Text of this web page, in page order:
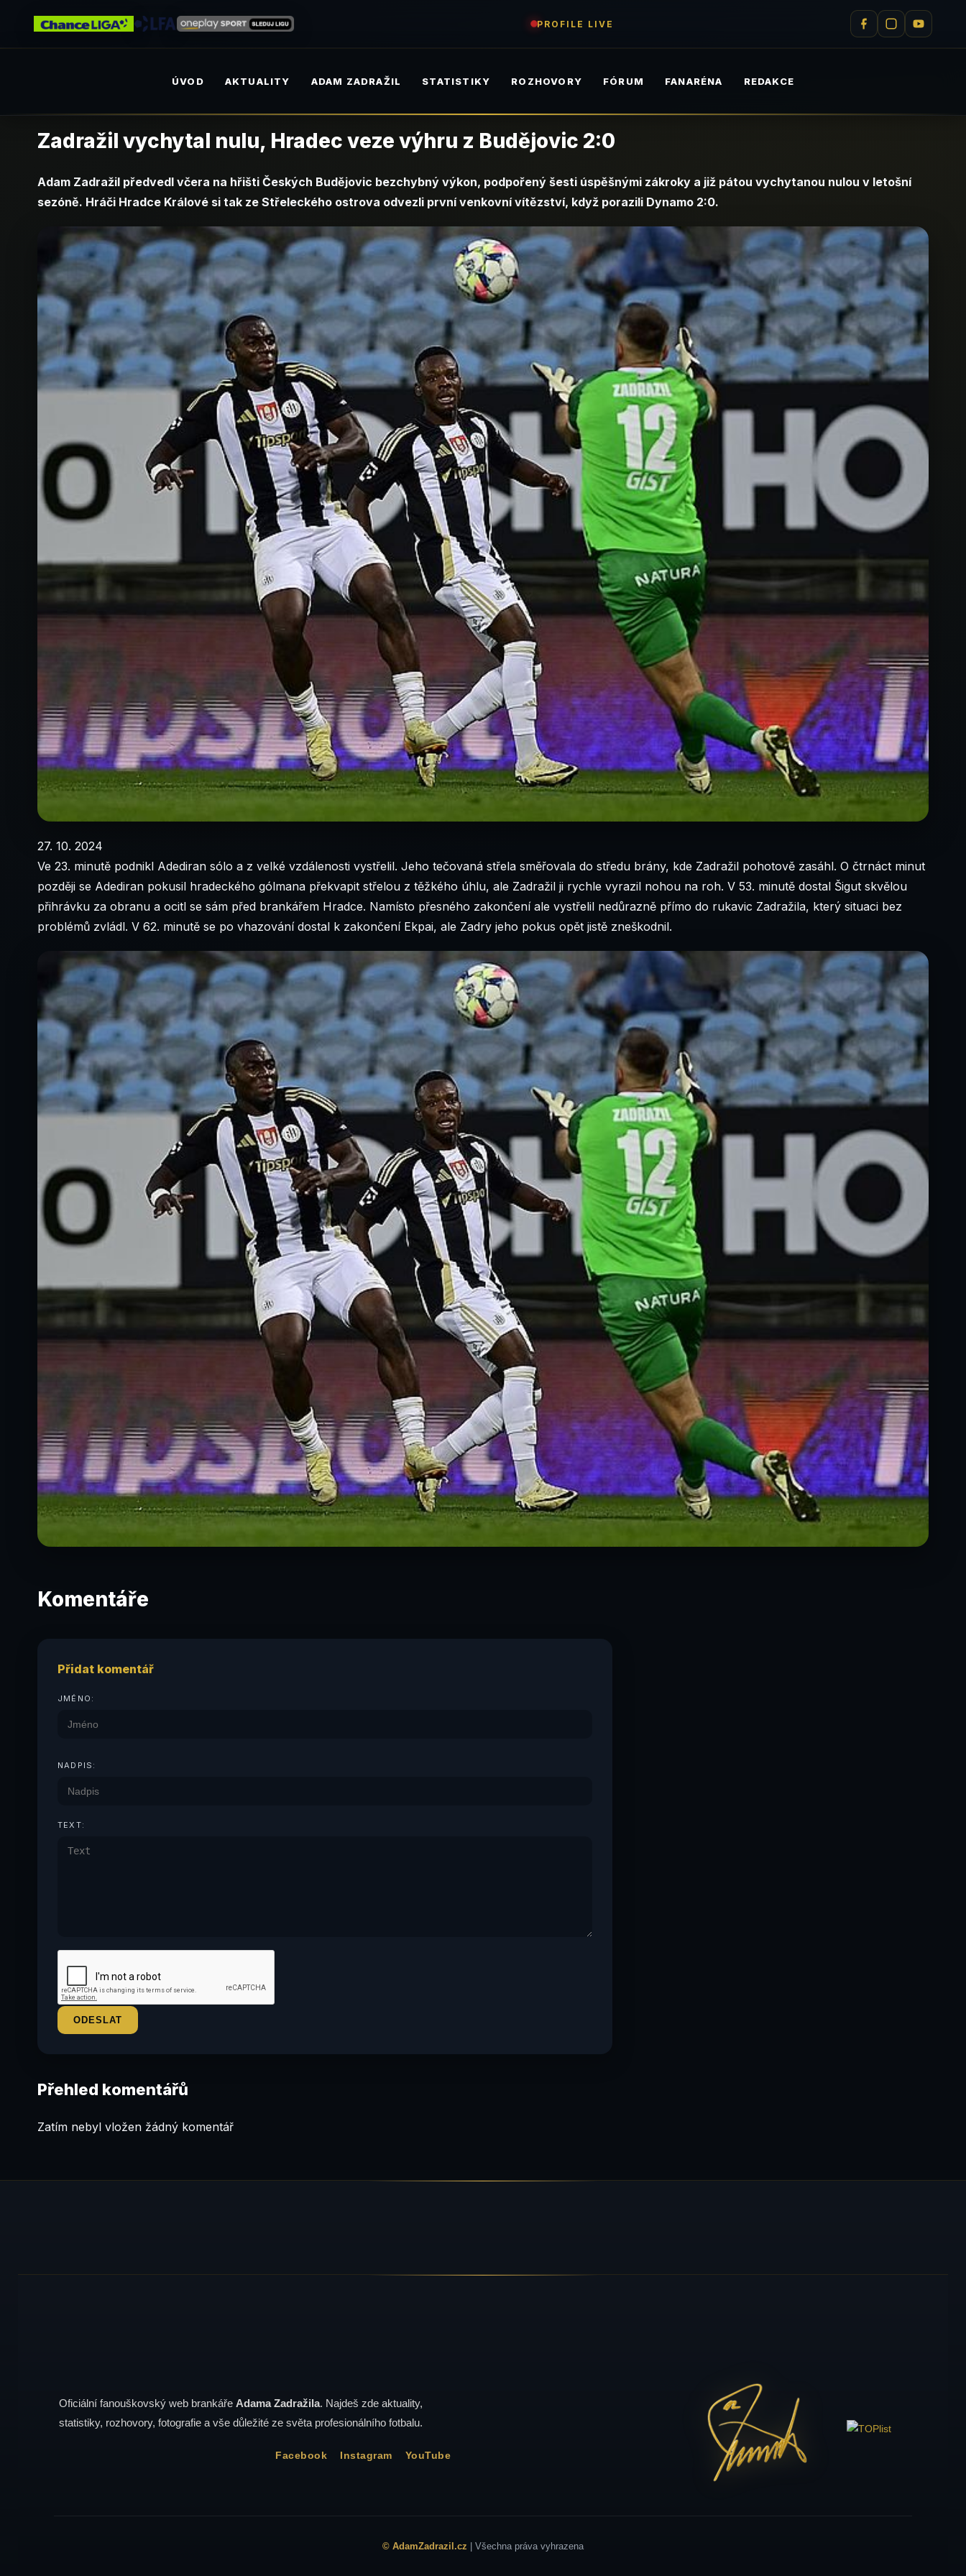
PROFILE LIVE
ÚVOD AKTUALITY ADAM ZADRAŽIL STATISTIKY ROZHOVORY FÓRUM FANARÉNA REDAKCE
Zadražil vychytal nulu, Hradec veze výhru z Budějovic 2:0
Adam Zadražil předvedl včera na hřišti Českých Budějovic bezchybný výkon, podpořený šesti úspěšnými zákroky a již pátou vychytanou nulou v letošní
sezóně. Hráči Hradce Králové si tak ze Střeleckého ostrova odvezli první venkovní vítězství, když porazili Dynamo 2:0.
27. 10. 2024
Ve 23. minutě podnikl Adediran sólo a z velké vzdálenosti vystřelil. Jeho tečovaná střela směřovala do středu brány, kde Zadražil pohotově zasáhl. O čtrnáct minut
později se Adediran pokusil hradeckého gólmana překvapit střelou z těžkého úhlu, ale Zadražil ji rychle vyrazil nohou na roh. V 53. minutě dostal Šigut skvělou
přihrávku za obranu a ocitl se sám před brankářem Hradce. Namísto přesného zakončení ale vystřelil nedůrazně přímo do rukavic Zadražila, který situaci bez
problémů zvládl. V 62. minutě se po vhazování dostal k zakončení Ekpai, ale Zadry jeho pokus opět jistě zneškodnil.
Komentáře
Přidat komentář
JMÉNO:
NADPIS:
TEXT:
Přehled komentářů
Zatím nebyl vložen žádný komentář
Oficiální fanouškovský web brankáře Adama Zadražila. Najdeš zde aktuality,
statistiky, rozhovory, fotografie a vše důležité ze světa profesionálního fotbalu.
Facebook Instagram YouTube
© AdamZadrazil.cz | Všechna práva vyhrazena